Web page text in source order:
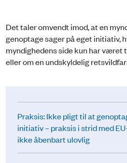
Det taler omvendt imod, at en
genoptage sager på eget initiativ,
myndighedens side kun har været
eller om en undskyldelig
Praksis: Ikke pligt til at
initiativ – praksis i strid med
ikke åbenbart ulovlig